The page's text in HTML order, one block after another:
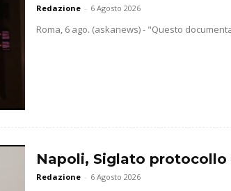
Redazione - 6 Agosto 2026
Roma, 6 ago. (askanews) - "Questo
Napoli, Siglato
Redazione - 6 Agosto 2026